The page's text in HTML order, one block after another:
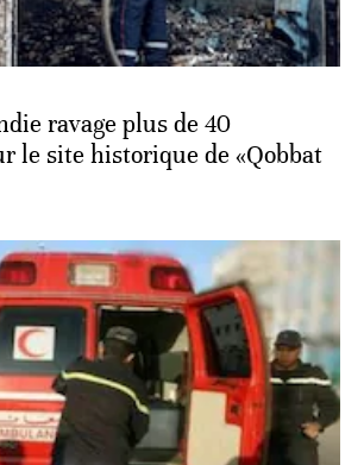
ravage plus de 40
le site historique de «Qobbat